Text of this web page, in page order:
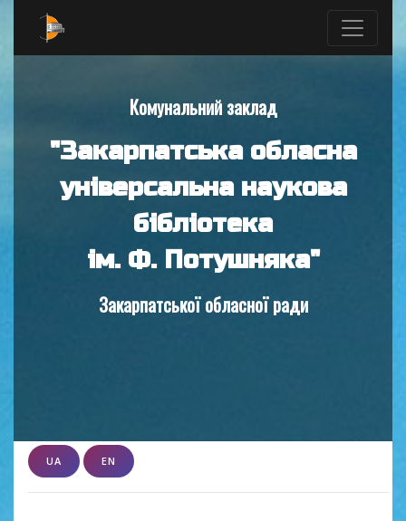
Комунальний заклад
"Закарпатська обласна
універсальна наукова
бібліотека
ім. Ф. Потушняка"
Закарпатської обласної ради
UA EN